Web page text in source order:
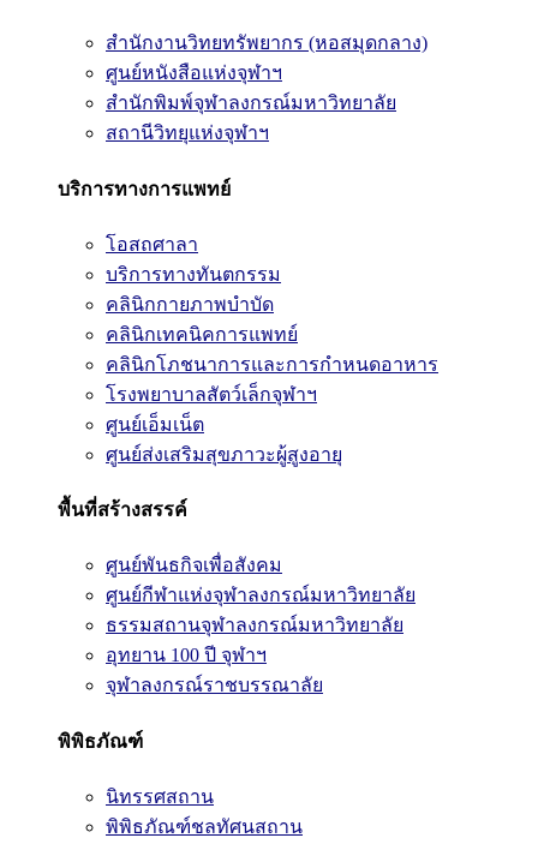
สำนักงานวิทยทรัพยากร (หอสมุดกลาง)
ศูนย์หนังสือแห่งจุฬาฯ
สำนักพิมพ์จุฬาลงกรณ์มหาวิทยาลัย
สถานีวิทยุแห่งจุฬาฯ
บริการทางการแพทย์
โอสถศาลา
บริการทางทันตกรรม
คลินิกกายภาพบำบัด
คลินิกเทคนิคการแพทย์
คลินิกโภชนาการและการกำหนดอาหาร
โรงพยาบาลสัตว์เล็กจุฬาฯ
ศูนย์เอ็มเน็ต
ศูนย์ส่งเสริมสุขภาวะผู้สูงอายุ
พื้นที่สร้างสรรค์
ศูนย์พันธกิจเพื่อสังคม
ศูนย์กีฬาแห่งจุฬาลงกรณ์มหาวิทยาลัย
ธรรมสถานจุฬาลงกรณ์มหาวิทยาลัย
อุทยาน 100 ปี จุฬาฯ
จุฬาลงกรณ์ราชบรรณาลัย
พิพิธภัณฑ์
นิทรรศสถาน
พิพิธภัณฑ์ชลทัศนสถาน